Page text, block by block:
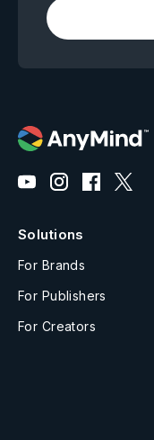
Solutions
For Brands
For Publishers
For Creators